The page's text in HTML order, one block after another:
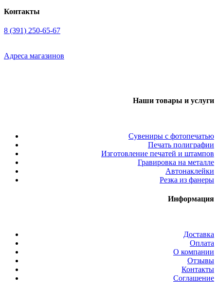
Контакты
8 (391) 250-65-67
Адреса магазинов
Наши товары и услуги
Сувениры с фотопечатью
Печать полиграфии
Изготовление печатей и штампов
Гравировка на металле
Автонаклейки
Резка из фанеры
Информация
Доставка
Оплата
О компании
Отзывы
Контакты
Соглашение